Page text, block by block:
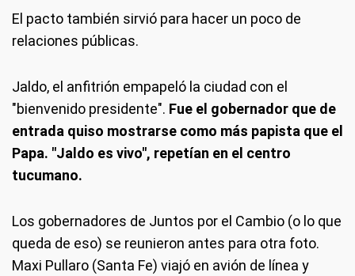
El pacto también sirvió para hacer un poco de
relaciones públicas.
Jaldo, el anfitrión empapeló la ciudad con el
"bienvenido presidente". Fue el gobernador que de
entrada quiso mostrarse como más papista que el
Papa. "Jaldo es vivo", repetían en el centro
tucumano.
Los gobernadores de Juntos por el Cambio (o lo que
queda de eso) se reunieron antes para otra foto.
Maxi Pullaro (Santa Fe) viajó en avión de línea y